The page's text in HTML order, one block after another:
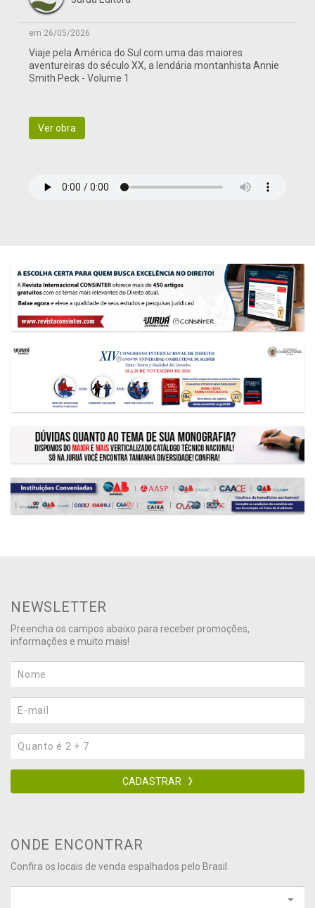
em 26/05/2026
Viaje pela América do Sul com uma das maiores
aventureiras do século XX, a lendária montanhista Annie
Smith Peck - Volume 1
Ver obra
NEWSLETTER
Preencha os campos abaixo para receber promoções,
informações e muito mais!
CADASTRAR
ONDE ENCONTRAR
Confira os locais de venda espalhados pelo Brasil.